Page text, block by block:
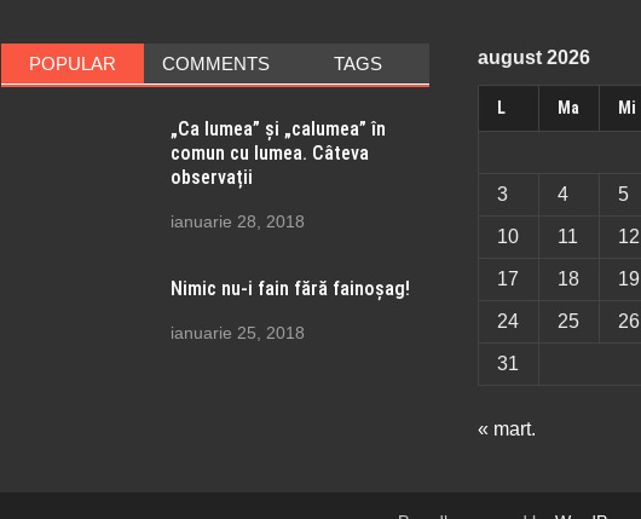
POPULAR COMMENTS TAGS
„Ca lumea” și „calumea” în
comun cu lumea. Câteva
observații
ianuarie 28, 2018
Nimic nu-i fain fără fainoșag!
ianuarie 25, 2018
august 2026
L Ma Mi
3 4 5
10 11 12
17 18 19
24 25 26
31
« mart.